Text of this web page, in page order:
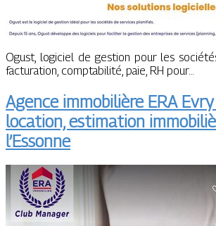
Ogust, logiciel de gestion pour les
facturation, comptabilité, paie, RH pour…
Agence immobilière ERA
location, estimation
l’Essonne